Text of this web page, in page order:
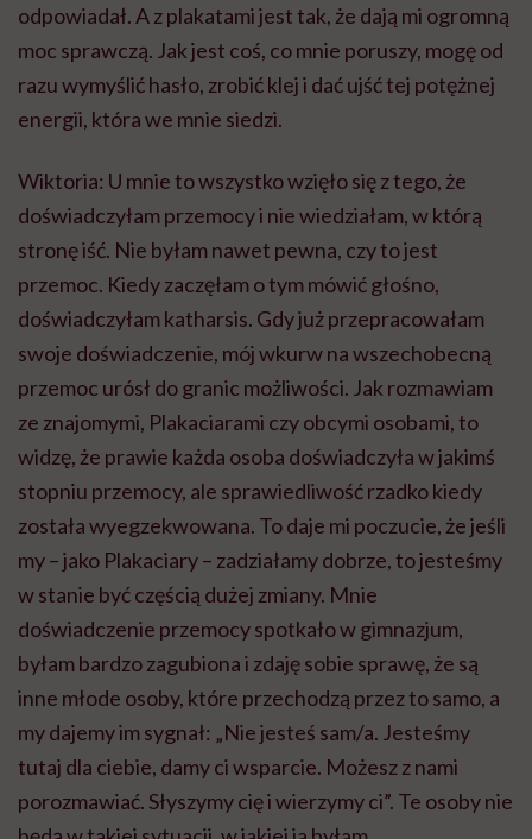
odpowiadał. A z plakatami jest tak, że dają mi ogromną
moc sprawczą. Jak jest coś, co mnie poruszy, mogę od
razu wymyślić hasło, zrobić klej i dać ujść tej potężnej
energii, która we mnie siedzi.
Wiktoria: U mnie to wszystko wzięło się z tego, że
doświadczyłam przemocy i nie wiedziałam, w którą
stronę iść. Nie byłam nawet pewna, czy to jest
przemoc. Kiedy zaczęłam o tym mówić głośno,
doświadczyłam katharsis. Gdy już przepracowałam
swoje doświadczenie, mójwkurw na wszechobecną
przemoc urósł do granic możliwości. Jak rozmawiam
ze znajomymi, Plakaciarami czy obcymi osobami, to
widzę, że prawie każda osoba doświadczyła w jakimś
stopniu przemocy, ale sprawiedliwość rzadko kiedy
została wyegzekwowana. To daje mi poczucie, że jeśli
my – jako Plakaciary– zadziałamy dobrze, to jesteśmy
w stanie być częścią dużej zmiany. Mnie
doświadczenie przemocy spotkało w gimnazjum,
byłam bardzo zagubiona i zdaję sobie sprawę, że są
inne młode osoby, które przechodzą przez to samo, a
my dajemy im sygnał: „Nie jesteś sam/a. Jesteśmy
tutaj dla ciebie, damy ci wsparcie. Możesz z nami
porozmawiać. Słyszymy cię i wierzymy ci”. Te osoby nie